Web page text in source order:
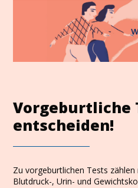
Vorgeburtliche
entscheiden!
Zu vorgeburtlichen Tests
Blutdruck-, Urin- und